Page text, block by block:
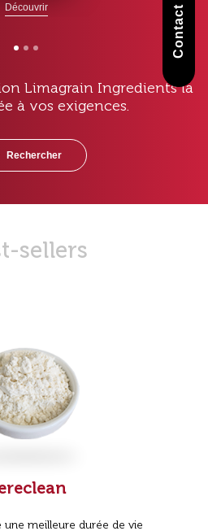
Découvrir
Limagrain Ingredients la
à vos exigences.
Rechercher
sellers
une meilleure durée de vie
Contact